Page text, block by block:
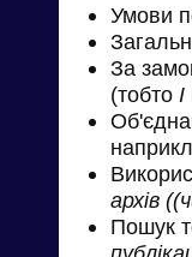
Умови
За
(тобто І
архів
Пошук